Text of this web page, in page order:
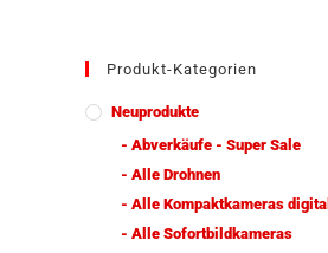
Produkt-Kategorien
Neuprodukte
- Abverkäufe - Super Sale
- Alle Drohnen
- Alle Kompaktkameras digital
- Alle Sofortbildkameras